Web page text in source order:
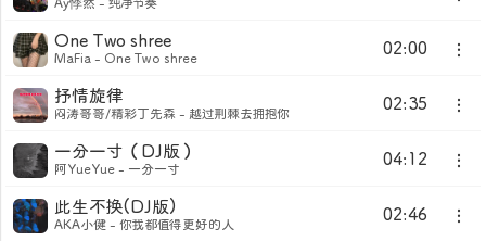
Ay悸然 - 纯净节奏
02:00
One Two shree
MaFia - One Two shree
02:35
抒情旋律
闷涛哥哥/精彩丁先森 - 越过荆棘去拥抱你
04:12
一分一寸（DJ版）
阿YueYue - 一分一寸
02:46
此生不换(DJ版)
AKA小健 - 你我都值得更好的人